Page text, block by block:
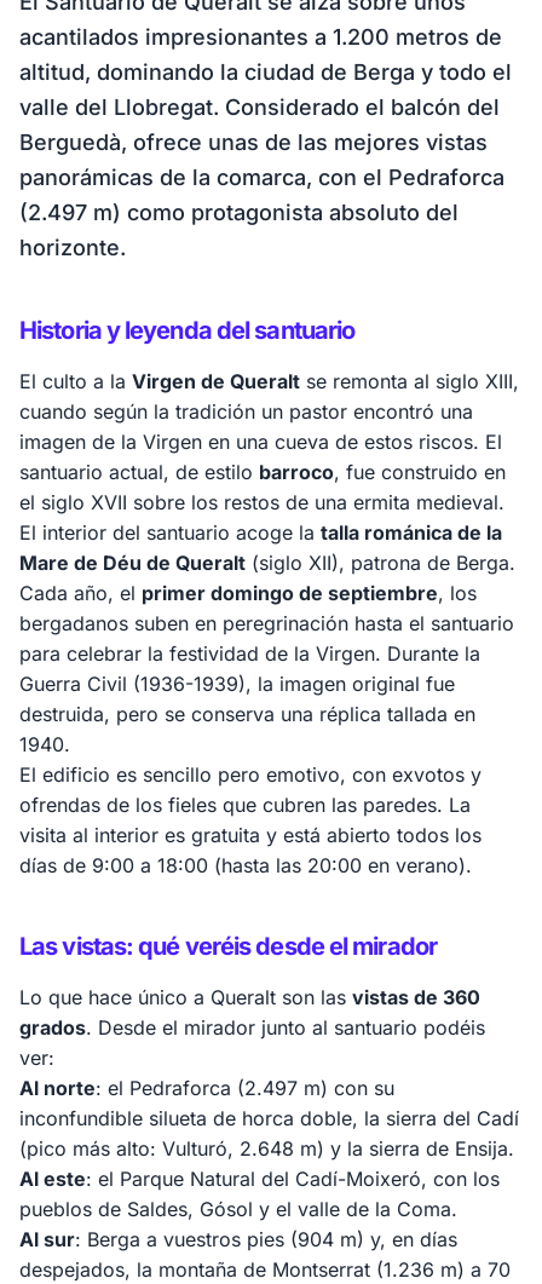
acantilados impresionantes a 1.200 metros de
altitud, dominando la ciudad de Berga y todo el
valle del Llobregat. Considerado el balcón del
Berguedà, ofrece unas de las mejores vistas
panorámicas de la comarca, con el Pedraforca
(2.497 m) como protagonista absoluto del
horizonte.
Historia y leyenda del santuario
El culto a la Virgen de Queralt se remonta al siglo XIII,
cuando según la tradición un pastor encontró una
imagen de la Virgen en una cueva de estos riscos. El
santuario actual, de estilo barroco, fue construido en
el siglo XVII sobre los restos de una ermita medieval.
El interior del santuario acoge la talla románica de la
Mare de Déu de Queralt (siglo XII), patrona de Berga.
Cada año, el primer domingo de septiembre, los
bergadanos suben en peregrinación hasta el santuario
para celebrar la festividad de la Virgen. Durante la
Guerra Civil (1936-1939), la imagen original fue
destruida, pero se conserva una réplica tallada en
1940.
El edificio es sencillo pero emotivo, con exvotos y
ofrendas de los fieles que cubren las paredes. La
visita al interior es gratuita y está abierto todos los
días de 9:00 a 18:00 (hasta las 20:00 en verano).
Las vistas: qué veréis desde el mirador
Lo que hace único a Queralt son las vistas de 360
grados. Desde el mirador junto al santuario podéis
ver:
Al norte: el Pedraforca (2.497 m) con su
inconfundible silueta de horca doble, la sierra del Cadí
(pico más alto: Vulturó, 2.648 m) y la sierra de Ensija.
Al este: el Parque Natural del Cadí-Moixeró, con los
pueblos de Saldes, Gósol y el valle de la Coma.
Al sur: Berga a vuestros pies (904 m) y, en días
despejados, la montaña de Montserrat (1.236 m) a 70